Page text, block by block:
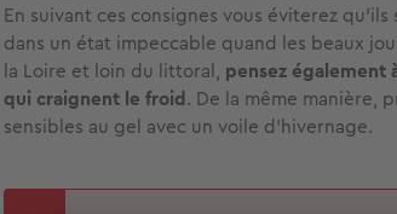
En suivant ces consignes vous éviterez
dans un état impeccable quand les beaux
la Loire et loin du littoral, pensez également
qui craignent le froid. De la même manière,
sensibles au gel avec un voile d’hivernage.